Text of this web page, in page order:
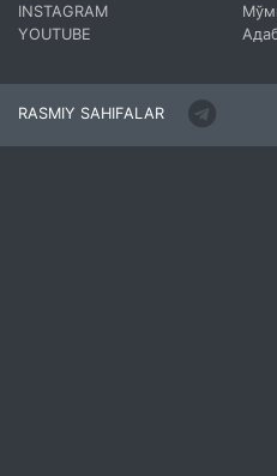
INSTAGRAM
YOUTUBE
RASMIY SAHIFALAR